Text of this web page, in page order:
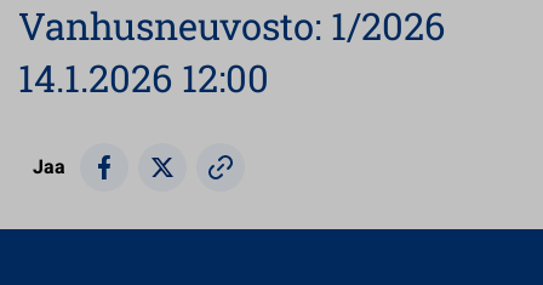
Vanhusneuvosto: 1/2026
14.1.2026 12:00
Jaa